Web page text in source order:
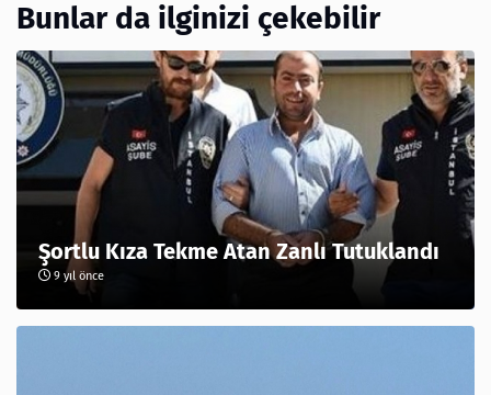
Bunlar da ilginizi çekebilir
Şortlu Kıza Tekme Atan Zanlı Tutuklandı
9 yıl önce